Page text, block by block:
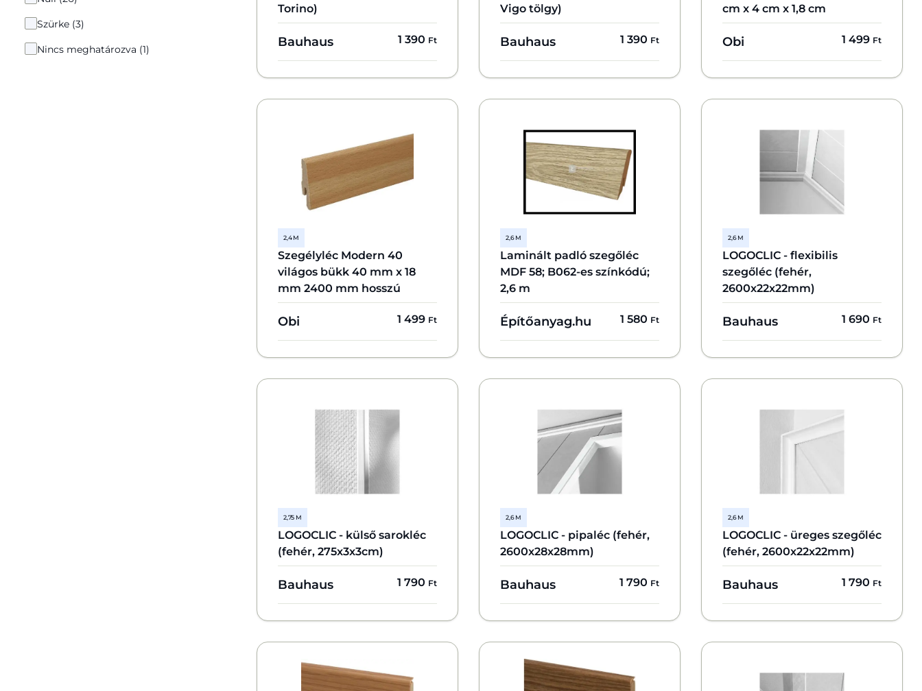
Szürke (3)
Nincs meghatározva (1)
Torino)
Bauhaus 1 390 Ft
Vigo tölgy)
Bauhaus 1 390 Ft
cm x 4 cm x 1,8 cm
Obi 1 499 Ft
2,4 M
Szegélyléc Modern 40
világos bükk 40 mm x 18
mm 2400 mm hosszú
Obi 1 499 Ft
2,6 M
Laminált padló szegőléc
MDF 58; B062-es színkódú;
2,6 m
Építőanyag.hu 1 580 Ft
2,6 M
LOGOCLIC - flexibilis
szegőléc (fehér,
2600x22x22mm)
Bauhaus 1 690 Ft
2,75 M
LOGOCLIC - külső sarokléc
(fehér, 275x3x3cm)
Bauhaus 1 790 Ft
2,6 M
LOGOCLIC - pipaléc (fehér,
2600x28x28mm)
Bauhaus 1 790 Ft
2,6 M
LOGOCLIC - üreges szegőléc
(fehér, 2600x22x22mm)
Bauhaus 1 790 Ft